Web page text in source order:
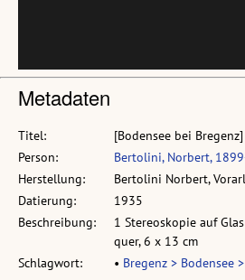
Metadaten
Titel:
[Bodensee bei Bregenz]
Person:
Bertolini, Norbert,
Herstellung:
Bertolini Norbert,
Datierung:
1935
Beschreibung:
1 Stereoskopie auf
quer, 6 x 13 cm
Schlagwort:
• Bregenz > Bodensee